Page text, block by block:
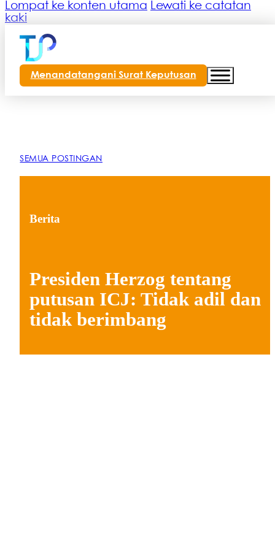
Lompat ke konten utama Lewati ke catatan
kaki
Menandatangani Surat Keputusan
SEMUA POSTINGAN
Berita
Presiden Herzog tentang
putusan ICJ: Tidak adil dan
tidak berimbang